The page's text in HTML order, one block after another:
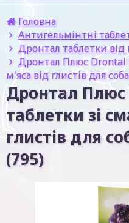
Головна
Антигельмінтні
Дронтал таблетки від
Дронтал Плюс Drontal
м'яса від глистів для
Дронтал Плюс
таблетки зі
глистів для
(795)